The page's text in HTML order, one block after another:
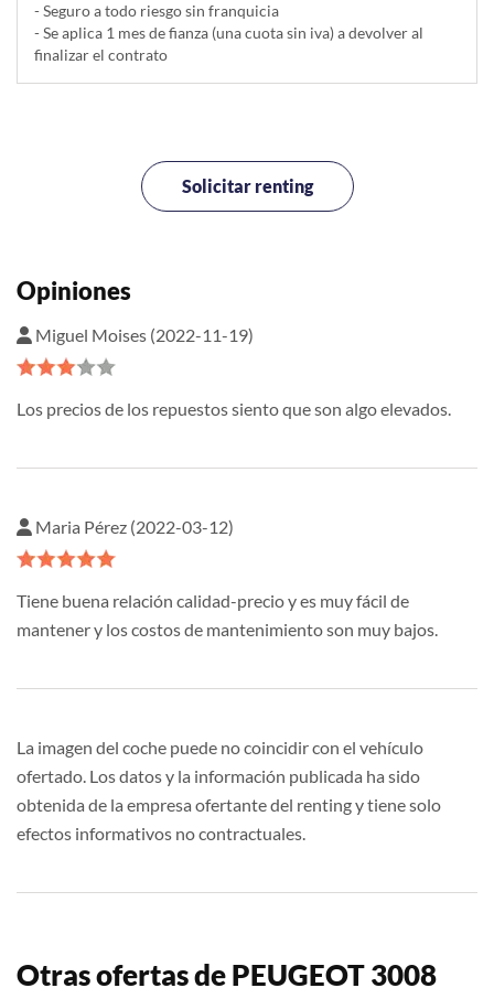
- Seguro a todo riesgo sin franquicia
- Se aplica 1 mes de fianza (una cuota sin iva) a devolver al
finalizar el contrato
Solicitar renting
Opiniones
Miguel Moises (2022-11-19)
Los precios de los repuestos siento que son algo elevados.
Maria Pérez (2022-03-12)
Tiene buena relación calidad-precio y es muy fácil de
mantener y los costos de mantenimiento son muy bajos.
La imagen del coche puede no coincidir con el vehículo
ofertado. Los datos y la información publicada ha sido
obtenida de la empresa ofertante del renting y tiene solo
efectos informativos no contractuales.
Otras ofertas de PEUGEOT 3008